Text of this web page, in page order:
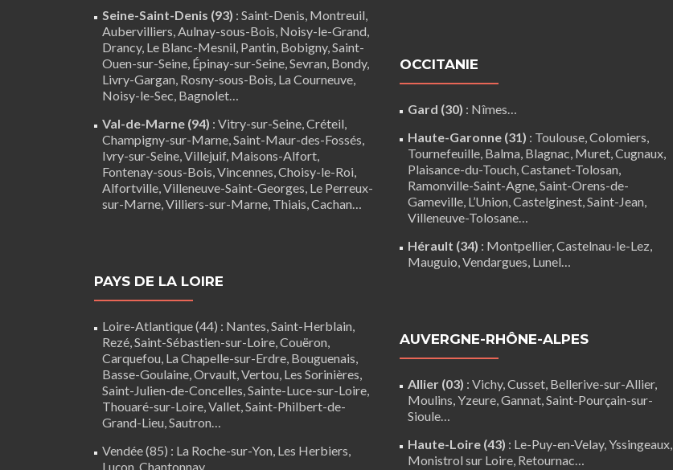
Seine-Saint-Denis (93) : Saint-Denis, Montreuil,
Aubervilliers, Aulnay-sous-Bois, Noisy-le-Grand,
Drancy, Le Blanc-Mesnil, Pantin, Bobigny, Saint-
Ouen-sur-Seine, Épinay-sur-Seine, Sevran, Bondy,
Livry-Gargan, Rosny-sous-Bois, La Courneuve,
Noisy-le-Sec, Bagnolet…
Val-de-Marne (94) : Vitry-sur-Seine,Créteil,
Champigny-sur-Marne, Saint-Maur-des-Fossés,
Ivry-sur-Seine, Villejuif, Maisons-Alfort,
Fontenay-sous-Bois,Vincennes, Choisy-le-Roi,
Alfortville, Villeneuve-Saint-Georges, Le Perreux-
sur-Marne, Villiers-sur-Marne, Thiais, Cachan…
PAYS DE LA LOIRE
Loire-Atlantique (44) : Nantes,Saint-Herblain,
Rezé, Saint-Sébastien-sur-Loire,Couëron,
Carquefou, La Chapelle-sur-Erdre, Bouguenais,
Basse-Goulaine, Orvault,Vertou, Les Sorinières,
Saint-Julien-de-Concelles,Sainte-Luce-sur-Loire,
Thouaré-sur-Loire, Vallet, Saint-Philbert-de-
Grand-Lieu, Sautron…
Vendée (85) : La Roche-sur-Yon, Les Herbiers,
Luçon Chantonnay
OCCITANIE
Gard (30) : Nîmes…
Haute-Garonne (31) : Toulouse,Colomiers,
Tournefeuille, Balma, Blagnac, Muret,Cugnaux,
Plaisance-du-Touch,Castanet-Tolosan,
Ramonville-Saint-Agne,Saint-Orens-de-
Gameville, L’Union,Castelginest,Saint-Jean,
Villeneuve-Tolosane…
Hérault (34) : Montpellier,Castelnau-le-Lez,
Mauguio,Vendargues, Lunel…
AUVERGNE-RHÔNE-ALPES
Allier (03) : Vichy, Cusset, Bellerive-sur-Allier,
Moulins, Yzeure, Gannat,Saint-Pourçain-sur-
Sioule…
Haute-Loire (43) : Le-Puy-en-Velay,Yssingeaux,
Monistrol sur Loire, Retournac…